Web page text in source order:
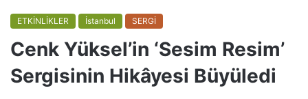
ETKİNLİKLER İstanbul SERGİ
Cenk Yüksel’in ‘Sesim Resim’
Sergisinin Hikâyesi Büyüledi